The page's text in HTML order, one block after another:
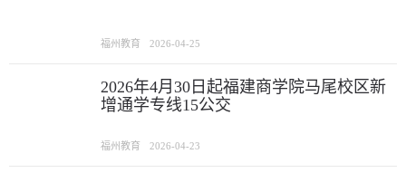
福州教育 2026-04-25
2026年4月30日起福建商学院马尾校区新
增通学专线15公交
福州教育 2026-04-23